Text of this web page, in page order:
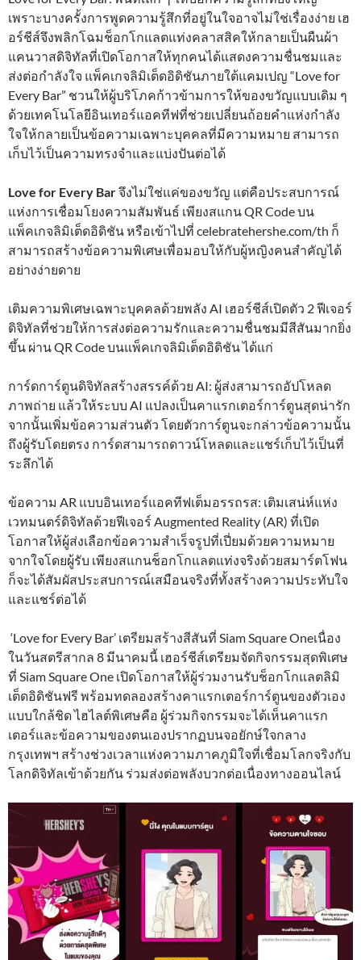
เพราะบางครั้งการพูดความรู้สึกที่อยู่ในใจอาจไม่ใช่เรื่องง่าย เฮ
อร์ชีส์จึงพลิกโฉมช็อกโกแลตแท่งคลาสสิคให้กลายเป็นผืนผ้า
แคนวาสดิจิทัลที่เปิดโอกาสให้ทุกคนได้แสดงความชื่นชมและ
ส่งต่อกำลังใจ แพ็คเกจลิมิเต็ดอิดิชันภายใต้แคมเปญ “Love for
Every Bar” ชวนให้ผู้บริโภคก้าวข้ามการให้ของขวัญแบบเดิม ๆ
ด้วยเทคโนโลยีอินเทอร์แอคทีฟที่ช่วยเปลี่ยนถ้อยคำแห่งกำลัง
ใจให้กลายเป็นข้อความเฉพาะบุคคลที่มีความหมาย สามารถ
เก็บไว้เป็นความทรงจำและแบ่งปันต่อได้
Love for Every Barจึงไม่ใช่แค่ของขวัญ แต่คือประสบการณ์
แห่งการเชื่อมโยงความสัมพันธ์ เพียงสแกน QR Code บน
แพ็คเกจลิมิเต็ดอิดิชัน หรือเข้าไปที่ celebratehershe.com/th ก็
สามารถสร้างข้อความพิเศษเพื่อมอบให้กับผู้หญิงคนสำคัญได้
อย่างง่ายดาย
เติมความพิเศษเฉพาะบุคคลด้วยพลัง AI เฮอร์ชีส์เปิดตัว 2 ฟีเจอร์
ดิจิทัลที่ช่วยให้การส่งต่อความรักและความชื่นชมมีสีสันมากยิ่ง
ขึ้น ผ่าน QR Code บนแพ็คเกจลิมิเต็ดอิดิชัน ได้แก่
การ์ดการ์ตูนดิจิทัลสร้างสรรค์ด้วย AI: ผู้ส่งสามารถอัปโหลด
ภาพถ่าย แล้วให้ระบบ AI แปลงเป็นคาแรกเตอร์การ์ตูนสุดน่ารัก
จากนั้นเพิ่มข้อความส่วนตัว โดยตัวการ์ตูนจะกล่าวข้อความนั้น
ถึงผู้รับโดยตรง การ์ดสามารถดาวน์โหลดและแชร์เก็บไว้เป็นที่
ระลึกได้
ข้อความ AR แบบอินเทอร์แอคทีฟเต็มอรรถรส: เติมเสน่ห์แห่ง
เวทมนตร์ดิจิทัลด้วยฟีเจอร์ Augmented Reality (AR) ที่เปิด
โอกาสให้ผู้ส่งเลือกข้อความสำเร็จรูปที่เปี่ยมด้วยความหมาย
จากใจโดยผู้รับ เพียงสแกนช็อกโกแลตแท่งจริงด้วยสมาร์ตโฟน
ก็จะได้สัมผัสประสบการณ์เสมือนจริงที่ทั้งสร้างความประทับใจ
และแชร์ต่อได้
‘Love for Every Bar’ เตรียมสร้างสีสันที่ Siam Square Oneเนื่อง
ในวันสตรีสากล 8 มีนาคมนี้ เฮอร์ชีส์เตรียมจัดกิจกรรมสุดพิเศษ
ที่ Siam Square One เปิดโอกาสให้ผู้ร่วมงานรับช็อกโกแลตลิมิ
เต็ดอิดิชันฟรี พร้อมทดลองสร้างคาแรกเตอร์การ์ตูนของตัวเอง
แบบใกล้ชิด ไฮไลต์พิเศษคือ ผู้ร่วมกิจกรรมจะได้เห็นคาแรก
เตอร์และข้อความของตนเองปรากฏบนจอยักษ์ใจกลาง
กรุงเทพฯ สร้างช่วงเวลาแห่งความภาคภูมิใจที่เชื่อมโลกจริงกับ
โลกดิจิทัลเข้าด้วยกัน ร่วมส่งต่อพลังบวกต่อเนื่องทางออนไลน์